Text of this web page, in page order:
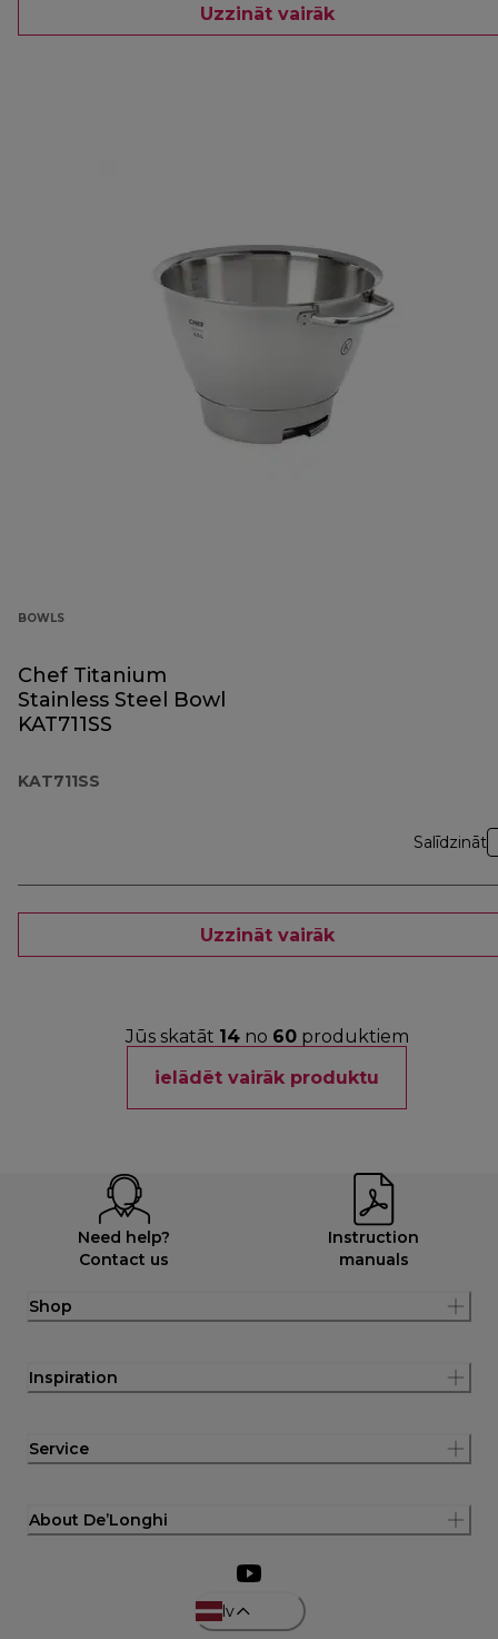
Uzzināt vairāk
BOWLS
Chef Titanium
Stainless Steel Bowl
KAT711SS
KAT711SS
Salīdzināt
Uzzināt vairāk
Jūs skatāt 14no 60produktiem
ielādēt vairāk produktu
Need help?
Contact us
Instruction
manuals
Shop
Inspiration
Service
About De’Longhi
lv